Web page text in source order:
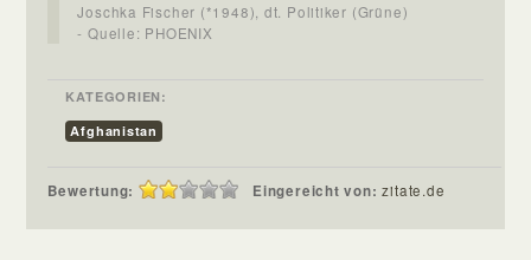
Joschka Fischer (*1948), dt. Politiker (Grüne)
- Quelle: PHOENIX
KATEGORIEN:
Afghanistan
Bewertung: Eingereicht von:zitate.de